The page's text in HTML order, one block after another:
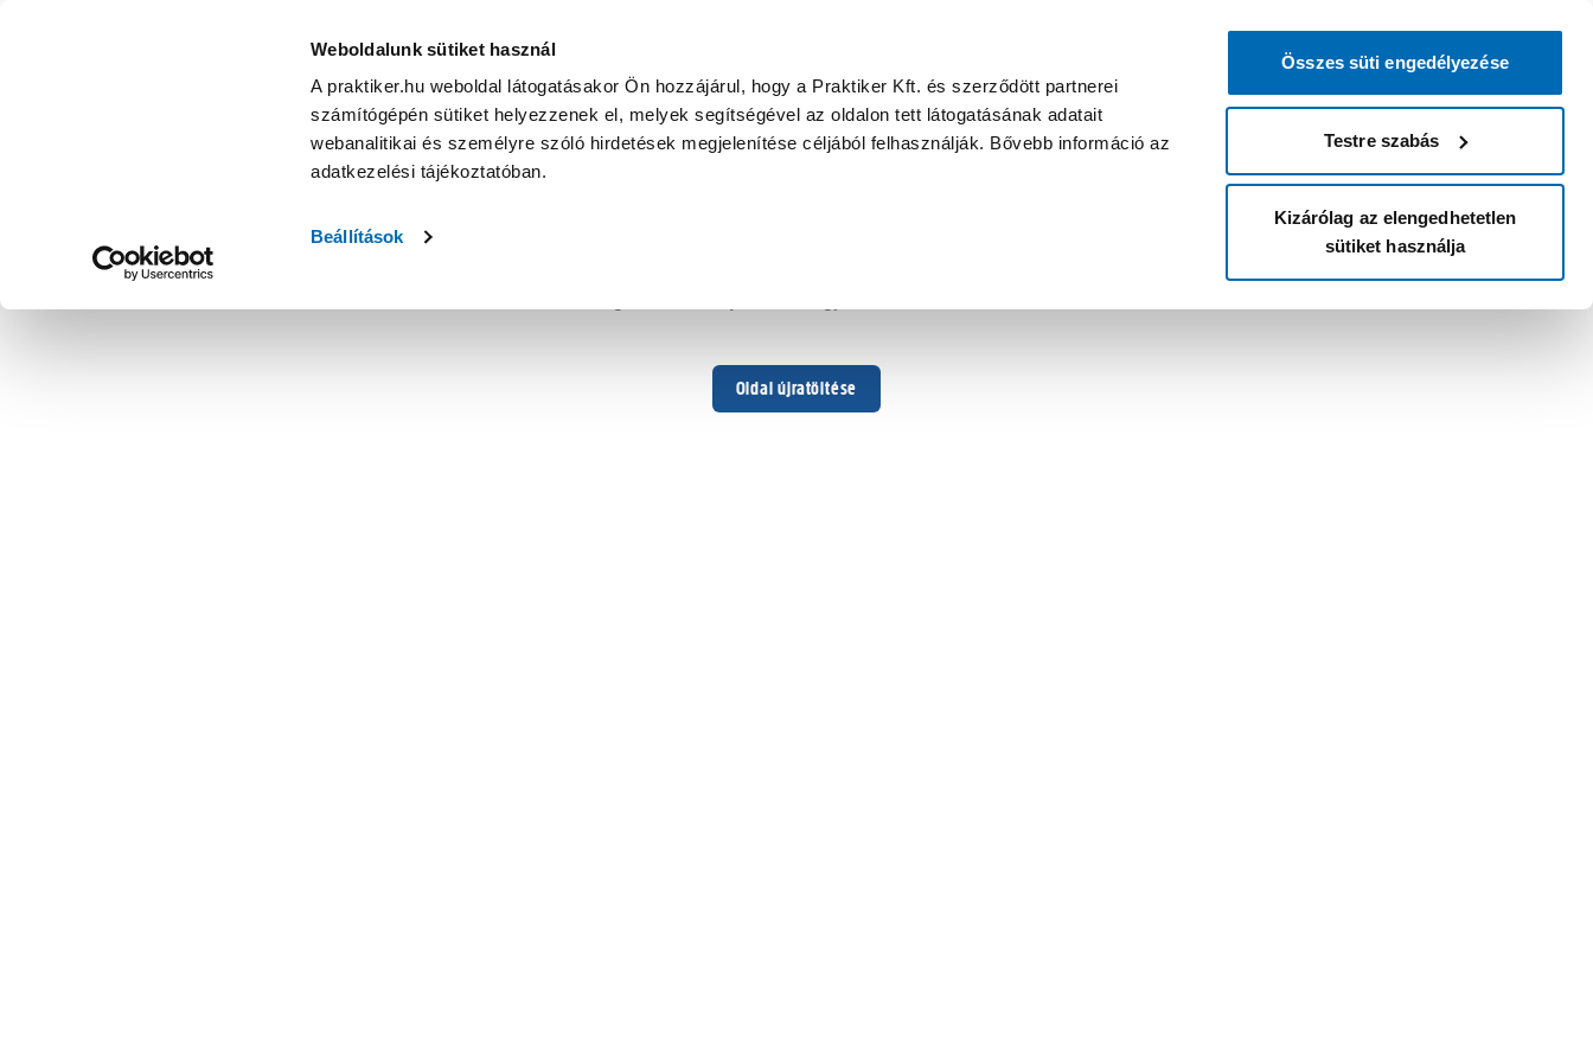
Weboldalunk sütiket használ
A praktiker.hu weboldal látogatásakor Ön hozzájárul, hogy a Praktiker Kft. és szerződött partnerei
számítógépén sütiket helyezzenek el, melyek segítségével az oldalon tett látogatásának adatait
webanalitikai és személyre szóló hirdetések megjelenítése céljából felhasználják. Bővebb információ az
adatkezelési tájékoztatóban.
Beállítások
Összes süti engedélyezése
Testre szabás
Kizárólag az elengedhetetlen
sütiket használja
Oldal újratöltése